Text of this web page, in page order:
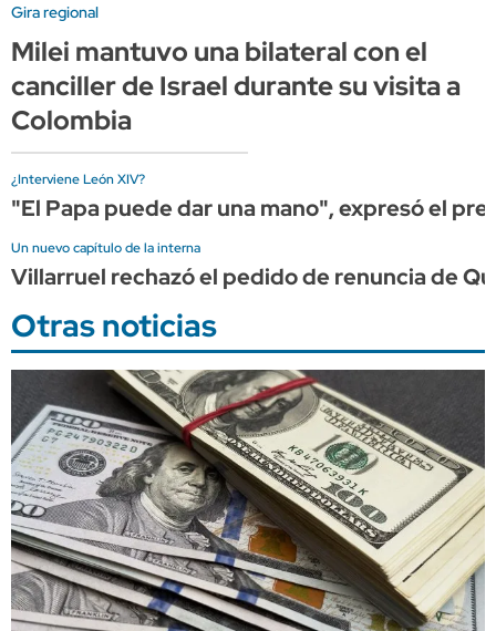
Gira regional
Milei mantuvo una bilateral con el
canciller de Israel durante su visita a
Colombia
¿Interviene León XIV?
"El Papa puede dar una mano", expresó el
Un nuevo capítulo de la interna
Villarruel rechazó el pedido de renuncia de
Otras noticias